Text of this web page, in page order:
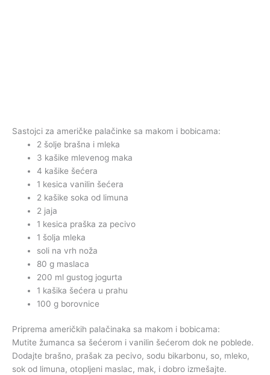
Sastojci za američke palačinke sa makom i bobicama:
2 šolje brašna i mleka
3 kašike mlevenog maka
4 kašike šećera
1 kesica vanilin šećera
2 kašike soka od limuna
2 jaja
1 kesica praška za pecivo
1 šolja mleka
soli na vrh noža
80 g maslaca
200 ml gustog jogurta
1 kašika šećera u prahu
100 g borovnice
Priprema američkih palačinaka sa makom i bobicama:
Mutite žumanca sa šećerom i vanilin šećerom dok ne poblede.
Dodajte brašno, prašak za pecivo, sodu bikarbonu, so, mleko,
sok od limuna, otopljeni maslac, mak, i dobro izmešajte.